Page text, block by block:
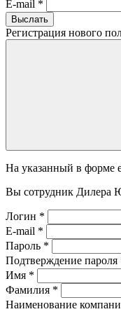
E-mail *
Выслать
Регистрация нового
На указанный в форме
Вы сотрудник Дилера
Логин *
E-mail *
Пароль *
Подтверждение пароля
Имя *
Фамилия *
Наименование